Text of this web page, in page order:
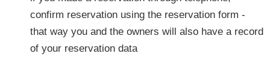
confirm reservation using the reservation form -
that way you and the owners will also have a record
of your reservation data